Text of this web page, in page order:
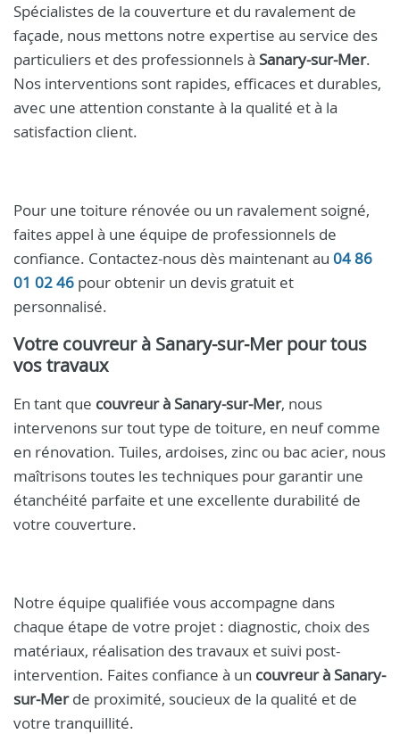
Spécialistes de la couverture et du ravalement de
façade, nous mettons notre expertise au service des
particuliers et des professionnels à Sanary-sur-Mer.
Nos interventions sont rapides, efficaces et durables,
avec une attention constante à la qualité et à la
satisfaction client.
Pour une toiture rénovée ou un ravalement soigné,
faites appel à une équipe de professionnels de
confiance. Contactez-nous dès maintenant au 04 86
01 02 46 pour obtenir un devis gratuit et
personnalisé.
Votre couvreur à Sanary-sur-Merpour tous
vos travaux
En tant que couvreur à Sanary-sur-Mer, nous
intervenons sur tout type de toiture, en neuf comme
en rénovation. Tuiles, ardoises, zinc ou bac acier, nous
maîtrisons toutes les techniques pour garantir une
étanchéité parfaite et une excellente durabilité de
votre couverture.
Notre équipe qualifiée vous accompagne dans
chaque étape de votre projet : diagnostic, choix des
matériaux, réalisation des travaux et suivi post-
intervention. Faites confiance à un couvreur à Sanary-
sur-Merde proximité, soucieux de la qualité et de
votre tranquillité.